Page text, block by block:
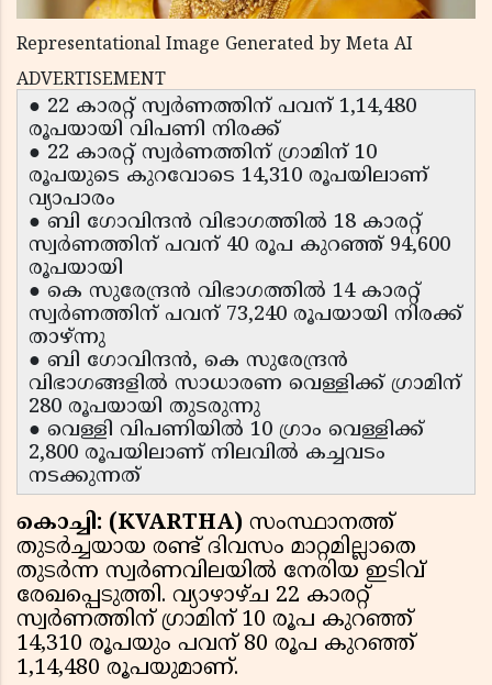
Representational Image Generated by Meta AI
ADVERTISEMENT
● 22 കാരറ്റ് സ്വർണത്തിന് പവന് 1,14,480
രൂപയായി വിപണി നിരക്ക്
● 22 കാരറ്റ് സ്വർണത്തിന് ഗ്രാമിന് 10
രൂപയുടെ കുറവോടെ 14,310 രൂപയിലാണ്
വ്യാപാരം
● ബി ഗോവിന്ദൻ വിഭാഗത്തിൽ 18 കാരറ്റ്
സ്വർണത്തിന് പവന് 40 രൂപ കുറഞ്ഞ് 94,600
രൂപയായി
● കെ സുരേന്ദ്രൻ വിഭാഗത്തിൽ 14 കാരറ്റ്
സ്വർണത്തിന് പവന് 73,240 രൂപയായി നിരക്ക്
താഴ്ന്നു
● ബി ഗോവിന്ദൻ, കെ സുരേന്ദ്രൻ
വിഭാഗങ്ങളിൽ സാധാരണ വെള്ളിക്ക് ഗ്രാമിന്
280 രൂപയായി തുടരുന്നു
● വെള്ളി വിപണിയിൽ 10 ഗ്രാം വെള്ളിക്ക്
2,800 രൂപയിലാണ് നിലവിൽ കച്ചവടം
നടക്കുന്നത്
കൊച്ചി: (KVARTHA) സംസ്ഥാനത്ത്
തുടർച്ചയായ രണ്ട് ദിവസം മാറ്റമില്ലാതെ
തുടർന്ന സ്വർണവിലയിൽ നേരിയ ഇടിവ്
രേഖപ്പെടുത്തി. വ്യാഴാഴ്ച 22 കാരറ്റ്
സ്വർണത്തിന് ഗ്രാമിന് 10 രൂപ കുറഞ്ഞ്
14,310 രൂപയും പവന് 80 രൂപ കുറഞ്ഞ്
1,14,480 രൂപയുമാണ്.